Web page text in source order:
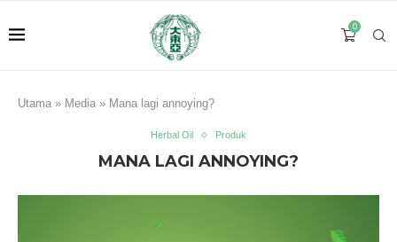
0
Utama » Media » Mana lagi annoying?
Herbal Oil Produk
MANA LAGI ANNOYING?